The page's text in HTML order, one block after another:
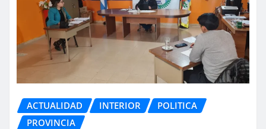
ACTUALIDAD INTERIOR
POLITICA
PROVINCIA